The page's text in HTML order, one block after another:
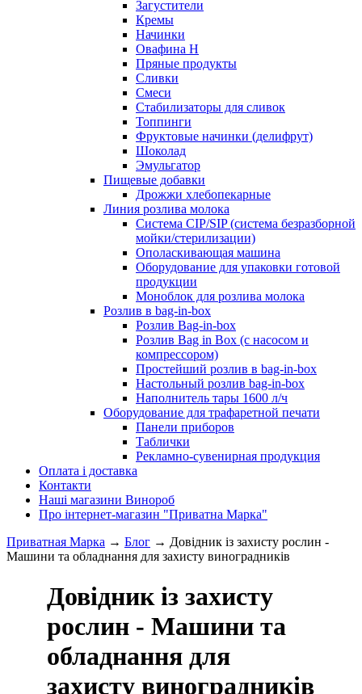
Загустители
Кремы
Начинки
Овафина Н
Пряные продукты
Сливки
Смеси
Стабилизаторы для сливок
Топпинги
Фруктовые начинки (делифрут)
Шоколад
Эмульгатор
Пищевые добавки
Дрожжи хлебопекарные
Линия розлива молока
Система CIP/SIP (система безразборной
мойки/стерилизации)
Ополаскивающая машина
Оборудование для упаковки готовой
продукции
Моноблок для розлива молока
Розлив в bag-in-box
Розлив Bag-in-box
Розлив Bag in Box (с насосом и
компрессором)
Простейший розлив в bag-in-box
Настольный розлив bag-in-box
Наполнитель тары 1600 л/ч
Оборудование для трафаретной печати
Панели приборов
Таблички
Рекламно-сувенирная продукция
Оплата і доставка
Контакти
Наші магазини Винороб
Про інтернет-магазин "Приватна Марка"
Приватная Марка → Блог → Довідник із захисту рослин -
Машини та обладнання для захисту виноградників
Довідник із захисту
рослин - Машини та
обладнання для
захисту виноградників